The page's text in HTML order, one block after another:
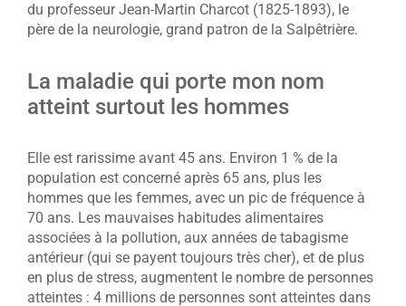
du professeur Jean-Martin Charcot (1825-1893), le
père de la neurologie, grand patron de la Salpêtrière.
La maladie qui porte mon nom
atteint surtout les hommes
Elle est rarissime avant 45 ans. Environ 1 % de la
population est concerné après 65 ans, plus les
hommes que les femmes, avec un pic de fréquence à
70 ans. Les mauvaises habitudes alimentaires
associées à la pollution, aux années de tabagisme
antérieur (qui se payent toujours très cher), et de plus
en plus de stress, augmentent le nombre de personnes
atteintes : 4 millions de personnes sont atteintes dans